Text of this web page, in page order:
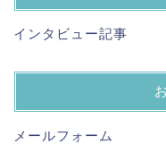
インタビュー記事
メールフォーム